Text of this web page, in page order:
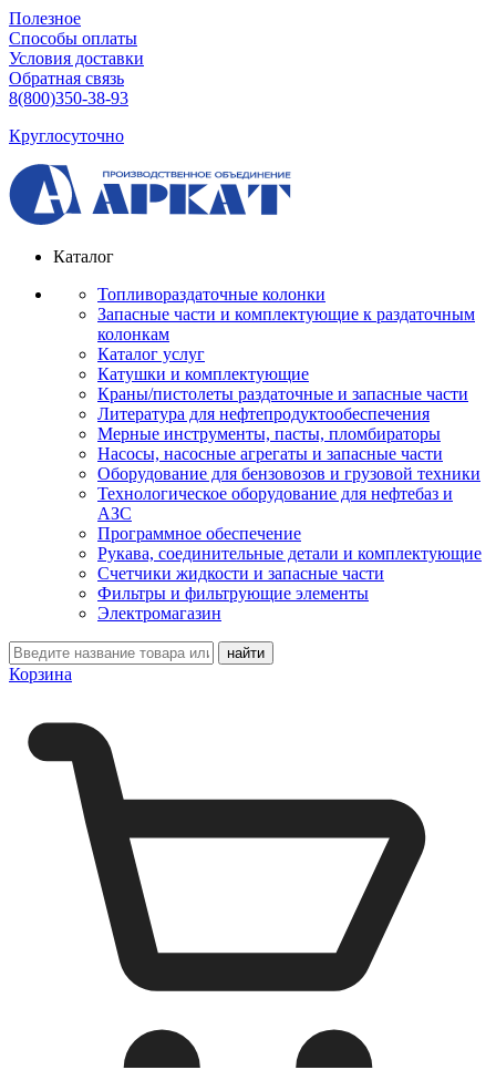
Полезное
Способы оплаты
Условия доставки
Обратная связь
8(800)350-38-93
Круглосуточно
Каталог
Топливораздаточные колонки
Запасные части и комплектующие к раздаточным
колонкам
Каталог услуг
Катушки и комплектующие
Краны/пистолеты раздаточные и запасные части
Литература для нефтепродуктообеспечения
Мерные инструменты, пасты, пломбираторы
Насосы, насосные агрегаты и запасные части
Оборудование для бензовозов и грузовой техники
Технологическое оборудование для нефтебаз и
АЗС
Программное обеспечение
Рукава, соединительные детали и комплектующие
Счетчики жидкости и запасные части
Фильтры и фильтрующие элементы
Электромагазин
Корзина